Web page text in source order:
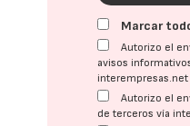
Marcar
Autorizo el
avisos
interempresas.net
Autorizo el
de terceros vía